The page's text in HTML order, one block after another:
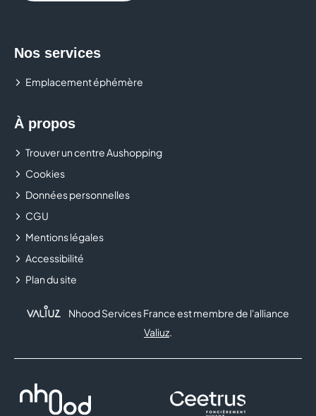
Nos services
Emplacement éphémère
À propos
Trouver un centre Aushopping
Cookies
Données personnelles
CGU
Mentions légales
Accessibilité
Plan du site
Nhood Services France est membre de l'alliance
Valiuz.